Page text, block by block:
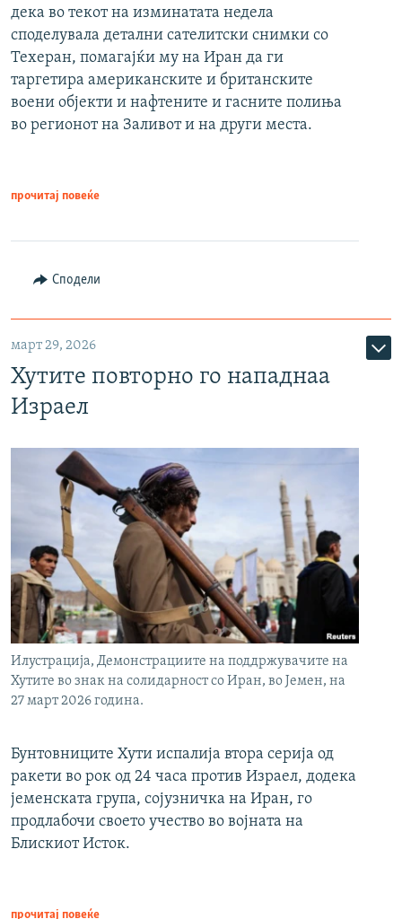
дека во текот на изминатата недела
споделувала детални сателитски снимки со
Техеран, помагајќи му на Иран да ги
таргетира американските и британските
воени објекти и нафтените и гасните полиња
во регионот на Заливот и на други места.
прочитај повеќе
Сподели
март 29, 2026
Хутите повторно го нападнаа
Израел
Илустрација, Демонстрациите на поддржувачите на
Хутите во знак на солидарност со Иран, во Јемен, на
27 март 2026 година.
Бунтовниците Хути испалија втора серија од
ракети во рок од 24 часа против Израел, додека
јеменската група, сојузничка на Иран, го
продлабочи своето учество во војната на
Блискиот Исток.
прочитај повеќе